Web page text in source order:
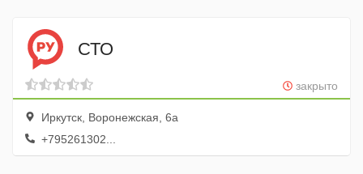
СТО
закрыто
Иркутск, Воронежская, 6а
+795261302...